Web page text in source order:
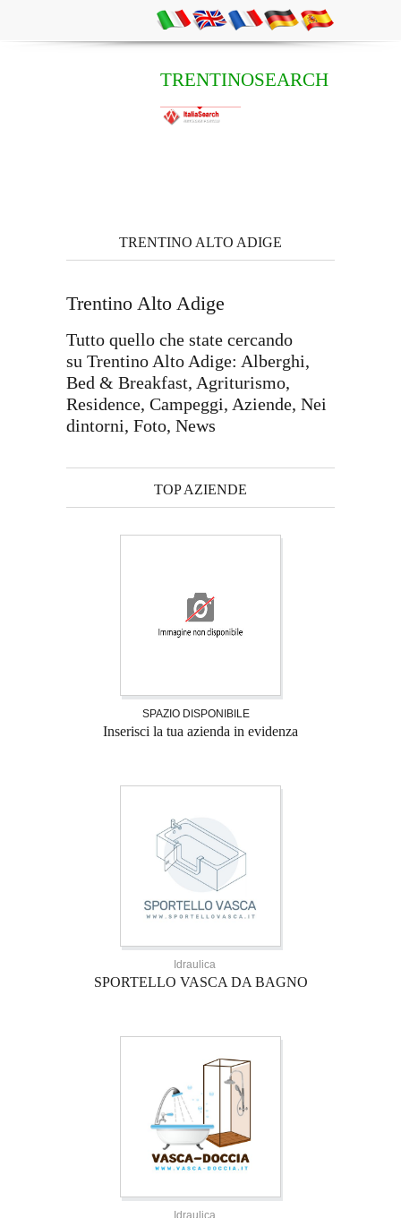
TRENTINOSEARCH
TRENTINO ALTO ADIGE
Trentino Alto Adige
Tutto quello che state cercando
su Trentino Alto Adige: Alberghi,
Bed & Breakfast, Agriturismo,
Residence, Campeggi, Aziende, Nei
dintorni, Foto, News
TOP AZIENDE
SPAZIO DISPONIBILE
Inserisci la tua azienda in evidenza
Idraulica
SPORTELLO VASCA DA BAGNO